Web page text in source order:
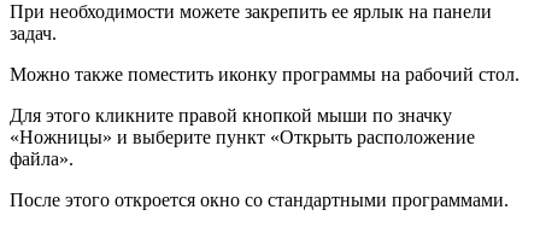
При необходимости можете закрепить ее ярлык на панели
задач.
Можно также поместить иконку программы на рабочий стол.
Для этого кликните правой кнопкой мыши по значку
«Ножницы» и выберите пункт «Открыть расположение
файла».
После этого откроется окно со стандартными программами.